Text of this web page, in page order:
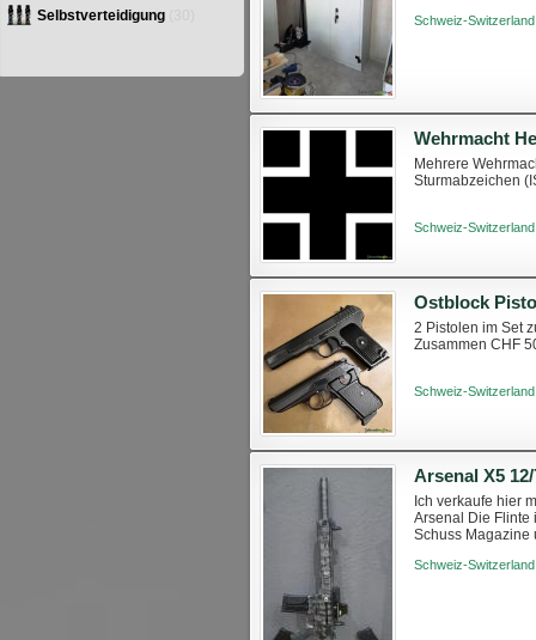
Schweiz-
Wehrmacht
Mehrere
Sturmabzeichen
Schweiz-
Ostblock
2 Pistolen im Set
Zusammen CHF
Schweiz-
Arsenal X5
Ich verkaufe hier
Arsenal Die Flinte
Schuss Magazine
Schweiz-
Selbstverteidigung